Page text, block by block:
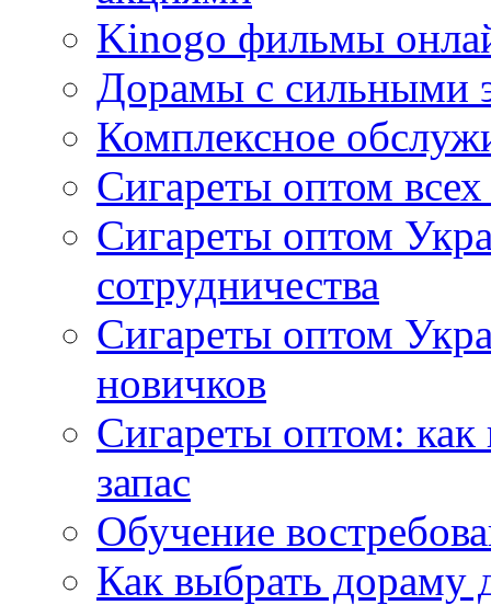
Kinogo фильмы
Дорамы с сильными
Комплексное
Сигареты оптом
Сигареты оптом
сотрудничества
Сигареты оптом
новичков
Сигареты оптом:
запас
Обучение
Как выбрать дораму